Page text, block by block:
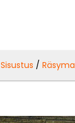
Sisustus /